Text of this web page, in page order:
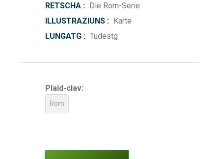
RETSCHA : Die Rom-Serie
ILLUSTRAZIUNS : Karte
LUNGATG : Tudestg
Plaid-clav:
Rom